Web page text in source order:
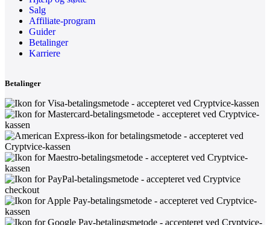
Salg
Affiliate-program
Guider
Betalinger
Karriere
Betalinger